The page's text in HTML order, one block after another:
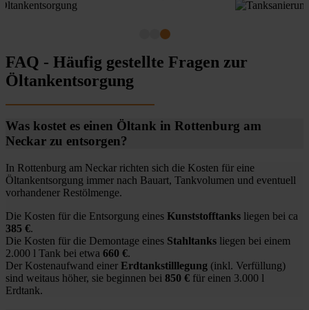
FAQ - Häufig gestellte Fragen zur
Öltankentsorgung
Was kostet es einen Öltank in Rottenburg am
Neckar zu entsorgen?
In Rottenburg am Neckar richten sich die Kosten für eine
Öltankentsorgung immer nach Bauart, Tankvolumen und eventuell
vorhandener Restölmenge.
Die Kosten für die Entsorgung eines Kunststofftanks liegen bei ca
385 €.
Die Kosten für die Demontage eines Stahltanks liegen bei einem
2.000 l Tank bei etwa 660 €.
Der Kostenaufwand einer Erdtankstilllegung (inkl. Verfüllung)
sind weitaus höher, sie beginnen bei 850 € für einen 3.000 l
Erdtank.